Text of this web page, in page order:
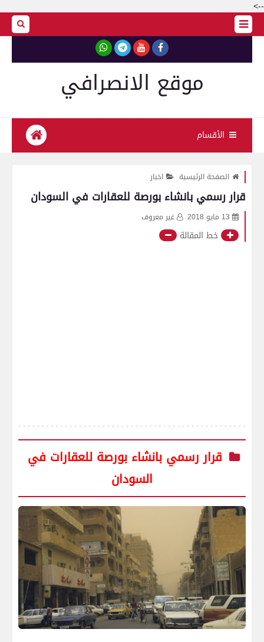
-->
موقع الانصرافي
الأقسام
الصفحة الرئيسية اخبار
قرار رسمي بانشاء بورصة للعقارات في السودان
13 مايو 2018 غير معروف
خط المقالة
قرار رسمي بانشاء بورصة للعقارات في
السودان